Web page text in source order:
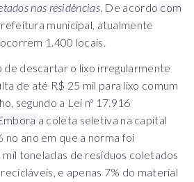
nas residências. De acordo com
municipal, atualmente
1.400 locais.
de descartar o lixo irregularmente
de até R$ 25 mil para lixo comum
segundo a Lei nº 17.916
a coleta seletiva na capital
no ano em que a norma foi
toneladas de resíduos coletados
e apenas 7% do material